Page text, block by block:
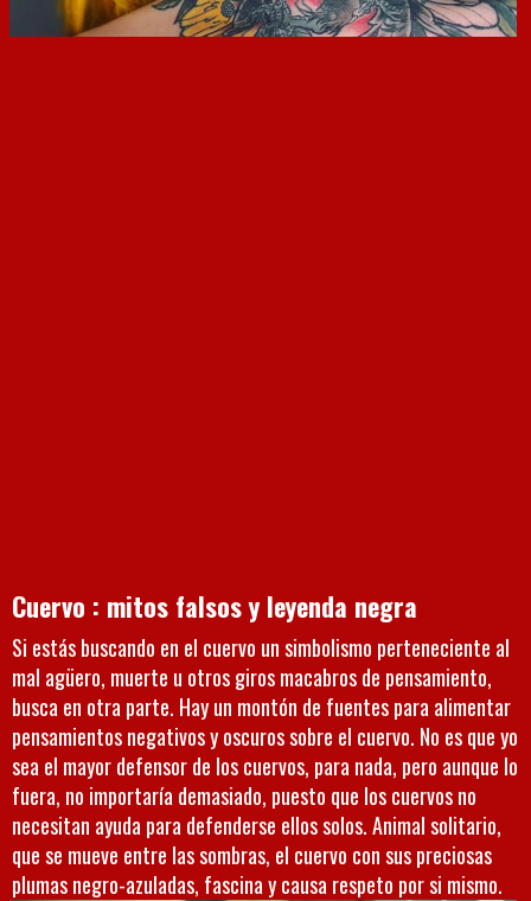
Cuervo : mitos falsos y leyenda negra
Si estás buscando en el cuervo un simbolismo perteneciente al
mal agüero, muerte u otros giros macabros de pensamiento,
busca en otra parte. Hay un montón de fuentes para alimentar
pensamientos negativos y oscuros sobre el cuervo. No es que yo
sea el mayor defensor de los cuervos, para nada, pero aunque lo
fuera, no importaría demasiado, puesto que los cuervos no
necesitan ayuda para defenderse ellos solos. Animal solitario,
que se mueve entre las sombras, el cuervo con sus preciosas
plumas negro-azuladas, fascina y causa respeto por si mismo.